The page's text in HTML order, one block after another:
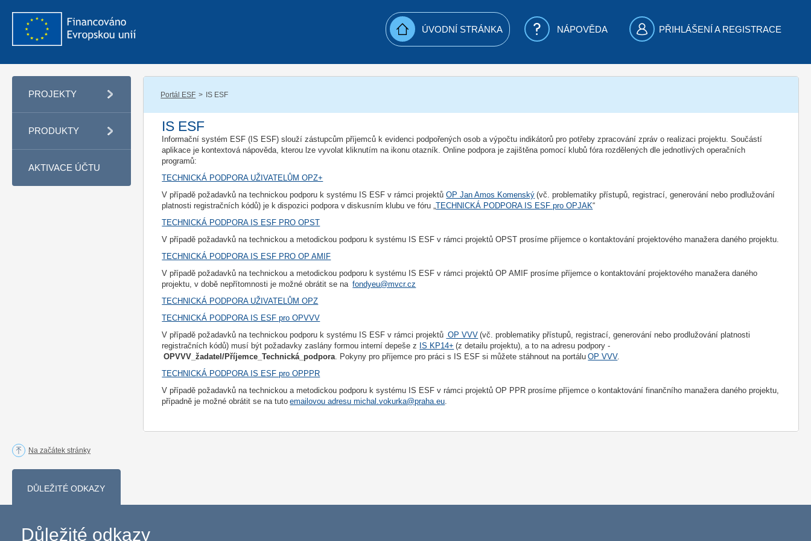
ÚVODNÍ STRÁNKA NÁPOVĚDA PŘIHLÁŠENÍ A REGISTRACE
PROJEKTY
PRODUKTY
AKTIVACE ÚČTU
Portál ESF IS ESF
IS ESF
Informační systém ESF (IS ESF) slouží zástupcům příjemců k evidenci podpořených osob a výpočtu indikátorů pro potřeby zpracování zpráv o realizaci projektu. Součástí
aplikace je kontextová nápověda, kterou lze vyvolat kliknutím na ikonu otazník. Online podpora je zajištěna pomocí klubů fóra rozdělených dle jednotlivých operačních
programů:
TECHNICKÁ PODPORA UŽIVATELŮM OPZ+
V případě požadavků na technickou podporu k systému IS ESF v rámci projektůOP Jan Amos Komenský (vč. problematiky přístupů, registrací, generování nebo prodlužování
platnosti registračních kódů) je k dispozici podpora v diskusním klubu ve fóru „TECHNICKÁ PODPORA IS ESF pro OPJAK“
TECHNICKÁ PODPORA IS ESF PRO OPST
V případě požadavků na technickou a metodickou podporu k systému IS ESF v rámci projektů OPST prosíme příjemce o kontaktování projektového manažera daného projektu.
TECHNICKÁ PODPORA IS ESF PRO OP AMIF
V případě požadavků na technickou a metodickou podporu k systému IS ESF v rámci projektů OP AMIF prosíme příjemce o kontaktování projektového manažera daného
projektu, v době nepřítomnosti je možné obrátit se nafondyeu@mvcr.cz
TECHNICKÁ PODPORA UŽIVATELŮM OPZ
TECHNICKÁ PODPORA IS ESF pro OPVVV
V případě požadavků na technickou podporu k systému IS ESF v rámci projektů OP VVV (vč. problematiky přístupů, registrací, generování nebo prodlužování platnosti
registračních kódů) musí být požadavky zaslány formou interní depeše z IS KP14+ (z detailu projektu), a to na adresu podpory -
OPVVV_žadatel/Příjemce_Technická_podpora. Pokyny pro příjemce pro práci s IS ESF si můžete stáhnout na portáluOP VVV.
TECHNICKÁ PODPORA IS ESF pro OPPPR
V případě požadavků na technickou a metodickou podporu k systému IS ESF v rámci projektů OP PPR prosíme příjemce o kontaktování finančního manažera daného projektu,
případně je možné obrátit se na tutoemailovou adresu michal.vokurka@praha.eu.
Na začátek stránky
DŮLEŽITÉ ODKAZY
Důležité odkazy